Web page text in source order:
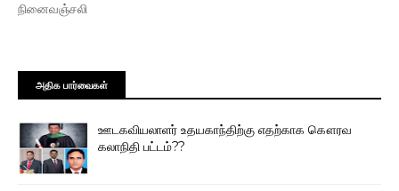
நினைவஞ்சலி
அதிக பார்வைகள்
ஊடகவியலாளர் உதயகாந்திற்கு எதற்காக கௌரவ
கலாநிதி பட்டம்??